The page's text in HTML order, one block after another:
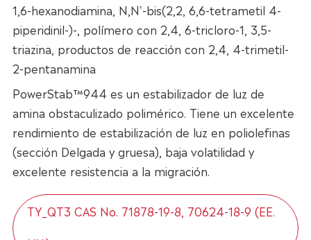
1,6-hexanodiamina, N,N'-bis(2,2, 6,6-tetrametil 4-
piperidinil-)-, polímero con 2,4, 6-tricloro-1, 3,5-
triazina, productos de reacción con 2,4, 4-trimetil-
2-pentanamina
PowerStab™944 es un estabilizador de luz de
amina obstaculizado polimérico. Tiene un excelente
rendimiento de estabilización de luz en poliolefinas
(sección Delgada y gruesa), baja volatilidad y
excelente resistencia a la migración.
TY_QT3 CAS No. 71878-19-8, 70624-18-9 (EE.